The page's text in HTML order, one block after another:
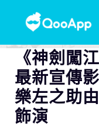
《神劍闖
最新宣傳
樂左之助
飾演